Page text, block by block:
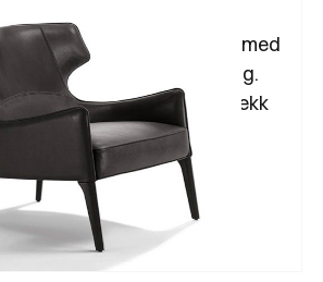
er en moderne stol med
på armlener og stolrygg.
enten avtagbart tekstiltrekk
er i harmonerende tre.